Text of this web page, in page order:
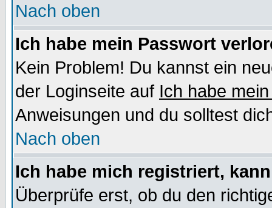
Nach oben
Ich habe mein Passwort
Kein Problem! Du kannst ein
der Loginseite auf Ich habe
Anweisungen und du solltest
Nach oben
Ich habe mich registriert,
Überprüfe erst, ob du den